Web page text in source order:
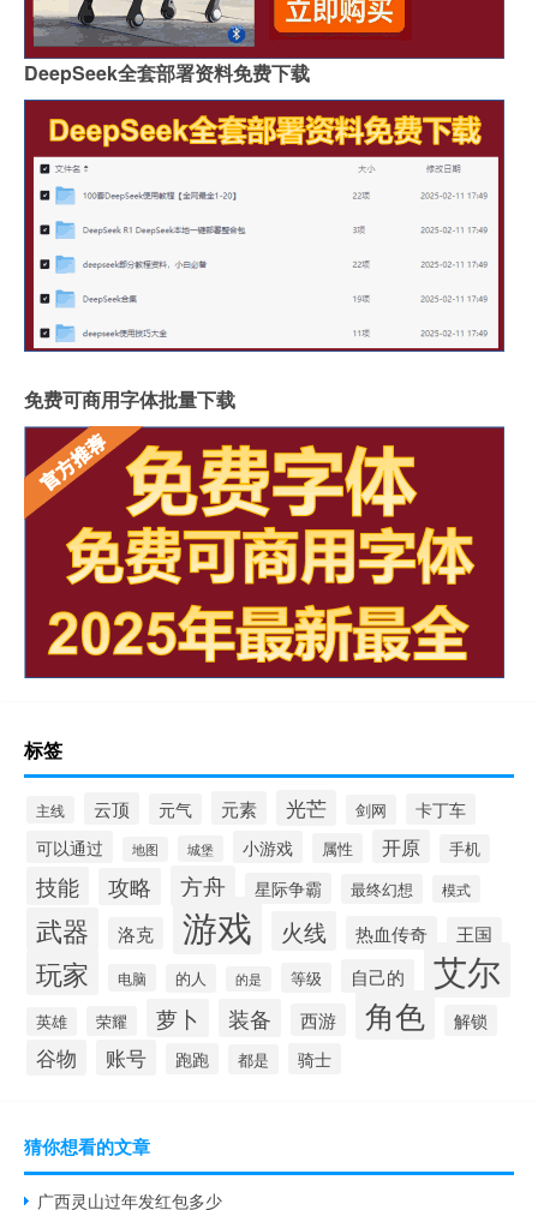
DeepSeek全套部署资料免费下载
免费可商用字体批量下载
标签
主线 云顶 元气 元素 光芒 剑网 卡丁车
可以通过 地图 城堡 小游戏 属性 开原 手机
技能 攻略 方舟 星际争霸 最终幻想 模式
武器 洛克 游戏 火线 热血传奇 王国
玩家 电脑 的人 的是 等级 自己的 艾尔
英雄 荣耀 萝卜 装备 西游 角色 解锁
谷物 账号 跑跑 都是 骑士
猜你想看的文章
广西灵山过年发红包多少